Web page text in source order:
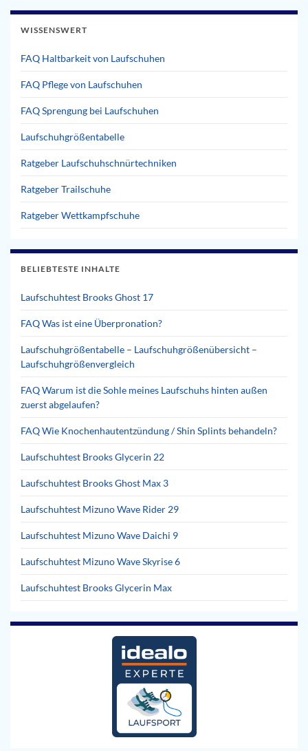
WISSENSWERT
FAQ Haltbarkeit von Laufschuhen
FAQ Pflege von Laufschuhen
FAQ Sprengung bei Laufschuhen
Laufschuhgrößentabelle
Ratgeber Laufschuhschnürtechniken
Ratgeber Trailschuhe
Ratgeber Wettkampfschuhe
BELIEBTESTE INHALTE
Laufschuhtest Brooks Ghost 17
FAQ Was ist eine Überpronation?
Laufschuhgrößentabelle – Laufschuhgrößenübersicht –
Laufschuhgrößenvergleich
FAQ Warum ist die Sohle meines Laufschuhs hinten außen
zuerst abgelaufen?
FAQ Wie Knochenhautentzündung / Shin Splints behandeln?
Laufschuhtest Brooks Glycerin 22
Laufschuhtest Brooks Ghost Max 3
Laufschuhtest Mizuno Wave Rider 29
Laufschuhtest Mizuno Wave Daichi 9
Laufschuhtest Mizuno Wave Skyrise 6
Laufschuhtest Brooks Glycerin Max